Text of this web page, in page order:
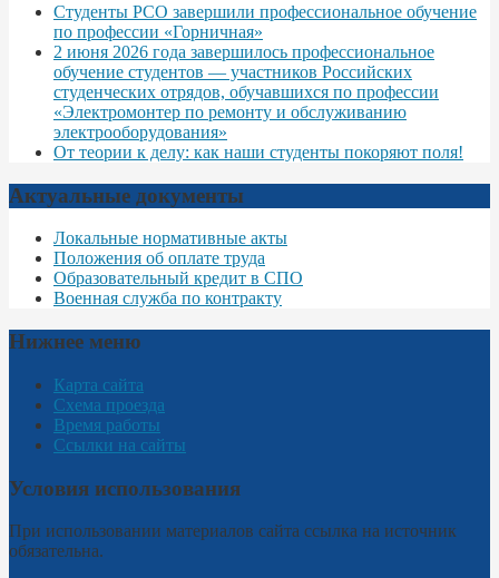
Студенты РСО завершили профессиональное обучение
по профессии «Горничная»
2 июня 2026 года завершилось профессиональное
обучение студентов — участников Российских
студенческих отрядов, обучавшихся по профессии
«Электромонтер по ремонту и обслуживанию
электрооборудования»
От теории к делу: как наши студенты покоряют поля!
Актуальные документы
Локальные нормативные акты
Положения об оплате труда
Образовательный кредит в СПО
Военная служба по контракту
Нижнее меню
Карта сайта
Схема проезда
Время работы
Ссылки на сайты
Условия использования
При использовании материалов сайта ссылка на источник
обязательна.